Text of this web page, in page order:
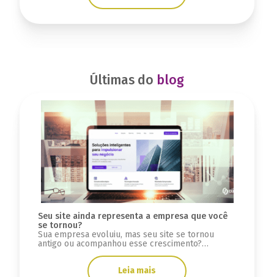
Últimas do blog
Seu site ainda representa a empresa que você
se tornou?
Sua empresa evoluiu, mas seu site se tornou
antigo ou acompanhou esse crescimento?
Leia mais